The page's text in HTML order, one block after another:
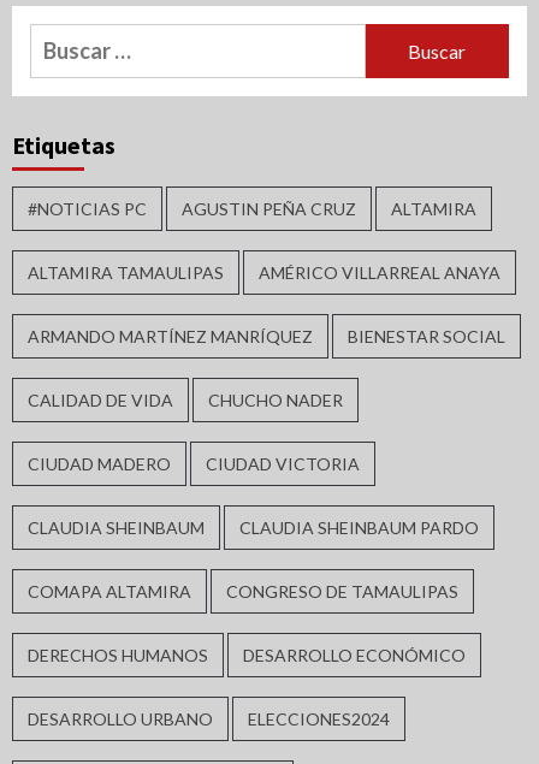
Buscar:
Etiquetas
#NOTICIAS PC AGUSTIN PEÑA CRUZ ALTAMIRA
ALTAMIRA TAMAULIPAS AMÉRICO VILLARREAL ANAYA
ARMANDO MARTÍNEZ MANRÍQUEZ BIENESTAR SOCIAL
CALIDAD DE VIDA CHUCHO NADER
CIUDAD MADERO CIUDAD VICTORIA
CLAUDIA SHEINBAUM CLAUDIA SHEINBAUM PARDO
COMAPA ALTAMIRA CONGRESO DE TAMAULIPAS
DERECHOS HUMANOS DESARROLLO ECONÓMICO
DESARROLLO URBANO ELECCIONES2024